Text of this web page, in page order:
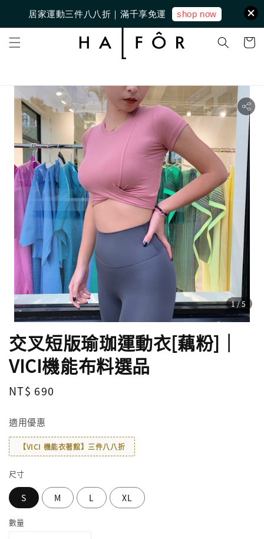
居家運動三件八八折｜滿千享免運 shop now
1/5
交叉短版瑜珈運動衣[藕粉]｜
VICI機能布料選品
Regular
NT$ 690
適用優惠
【VICI 機能衣著館】三件八八折
尺寸
S M L XL
數量